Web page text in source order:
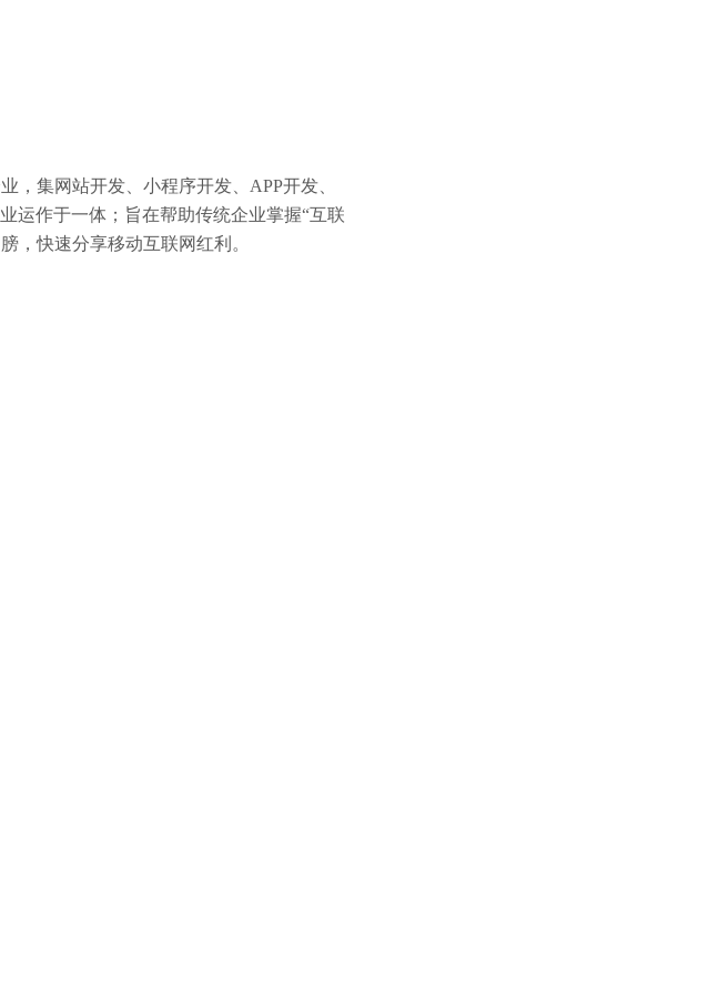
，集网站开发、小程序开发、APP开发、
运作于一体；旨在帮助传统企业掌握“互联
，快速分享移动互联网红利。